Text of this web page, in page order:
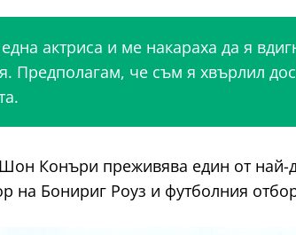
актриса и ме накараха да я
Предполагам, че съм я хвърлил
Конъри преживява един от
на Бонириг Роуз и футболния